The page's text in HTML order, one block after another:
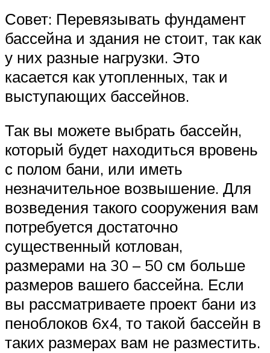
Совет: Перевязывать фундамент
бассейна и здания не стоит, так как
у них разные нагрузки. Это
касается как утопленных, так и
выступающих бассейнов.
Так вы можете выбрать бассейн,
который будет находиться вровень
с полом бани, или иметь
незначительное возвышение. Для
возведения такого сооружения вам
потребуется достаточно
существенный котлован,
размерами на 30 – 50 см больше
размеров вашего бассейна. Если
вы рассматриваете проект бани из
пеноблоков 6х4, то такой бассейн в
таких размерах вам не разместить.